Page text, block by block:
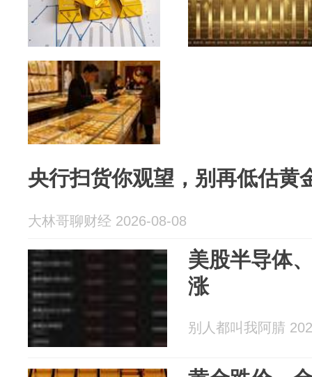
央行扫货你观望，别再低估黄
大林哥聊财经 2026-08-08
美股半导体
涨
别人都叫我阿腈